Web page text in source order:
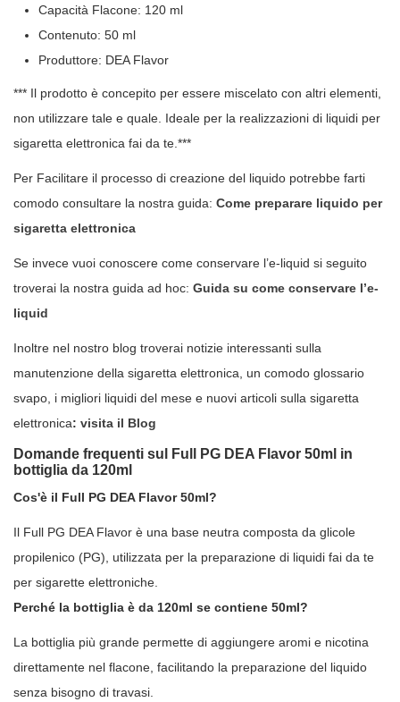
Capacità Flacone: 120 ml
Contenuto: 50 ml
Produttore: DEA Flavor
*** Il prodotto è concepito per essere miscelato con altri elementi,
non utilizzare tale e quale. Ideale per la realizzazioni di liquidi per
sigaretta elettronica fai da te.***
Per Facilitare il processo di creazione del liquido potrebbe farti
comodo consultare la nostra guida: Come preparare liquido per
sigaretta elettronica
Se invece vuoi conoscere come conservare l’e-liquid si seguito
troverai la nostra guida ad hoc: Guida su come conservare l’e-
liquid
Inoltre nel nostro blog troverai notizie interessanti sulla
manutenzione della sigaretta elettronica, un comodo glossario
svapo, i migliori liquidi del mese e nuovi articoli sulla sigaretta
elettronica: visita il Blog
Domande frequenti sul Full PG DEA Flavor 50ml in
bottiglia da 120ml
Cos'è il Full PG DEA Flavor 50ml?
Il Full PG DEA Flavor è una base neutra composta da glicole
propilenico (PG), utilizzata per la preparazione di liquidi fai da te
per sigarette elettroniche.
Perché la bottiglia è da 120ml se contiene 50ml?
La bottiglia più grande permette di aggiungere aromi e nicotina
direttamente nel flacone, facilitando la preparazione del liquido
senza bisogno di travasi.